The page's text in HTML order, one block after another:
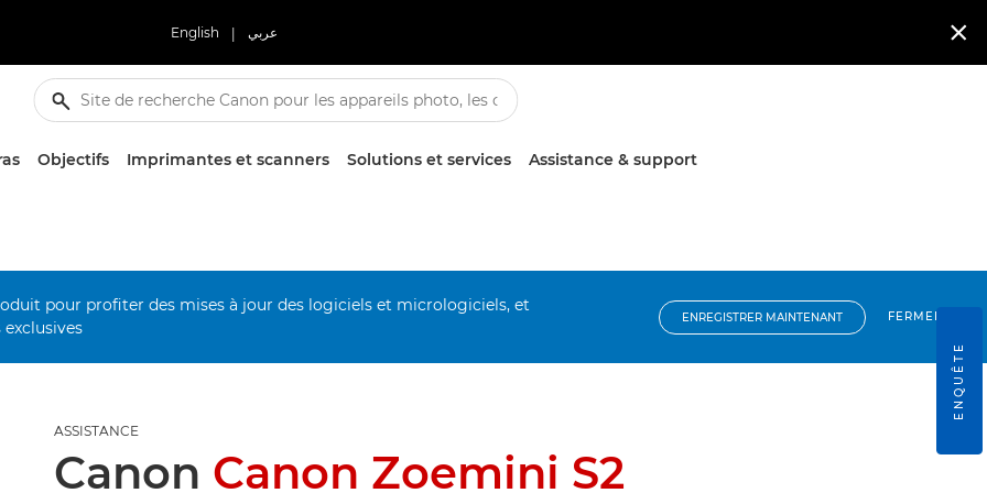
English | عربي 
Objectifs Imprimantes et scanners Solutions et services Assistance & support
pour profiter des mises à jour des logiciels et micrologiciels, et
ENREGISTRER MAINTENANT FERMER
ASSISTANCE
Canon Canon Zoemini S2
ENQUÊTE